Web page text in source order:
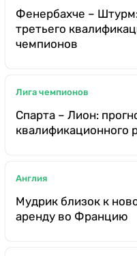
Фенербахче –
третьего
чемпионов
Лига чемпионов
Спарта – Лион:
квалификационного
Англия
Мудрик близок к
аренду во Францию